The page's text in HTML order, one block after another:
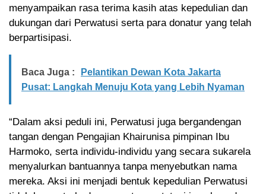
menyampaikan rasa terima kasih atas kepedulian dan
dukungan dari Perwatusi serta para donatur yang telah
berpartisipasi.
Baca Juga :
Pelantikan Dewan Kota Jakarta
Pusat: Langkah Menuju Kota yang Lebih Nyaman
“Dalam aksi peduli ini, Perwatusi juga bergandengan
tangan dengan Pengajian Khairunisa pimpinan Ibu
Harmoko, serta individu-individu yang secara sukarela
menyalurkan bantuannya tanpa menyebutkan nama
mereka. Aksi ini menjadi bentuk kepedulian Perwatusi